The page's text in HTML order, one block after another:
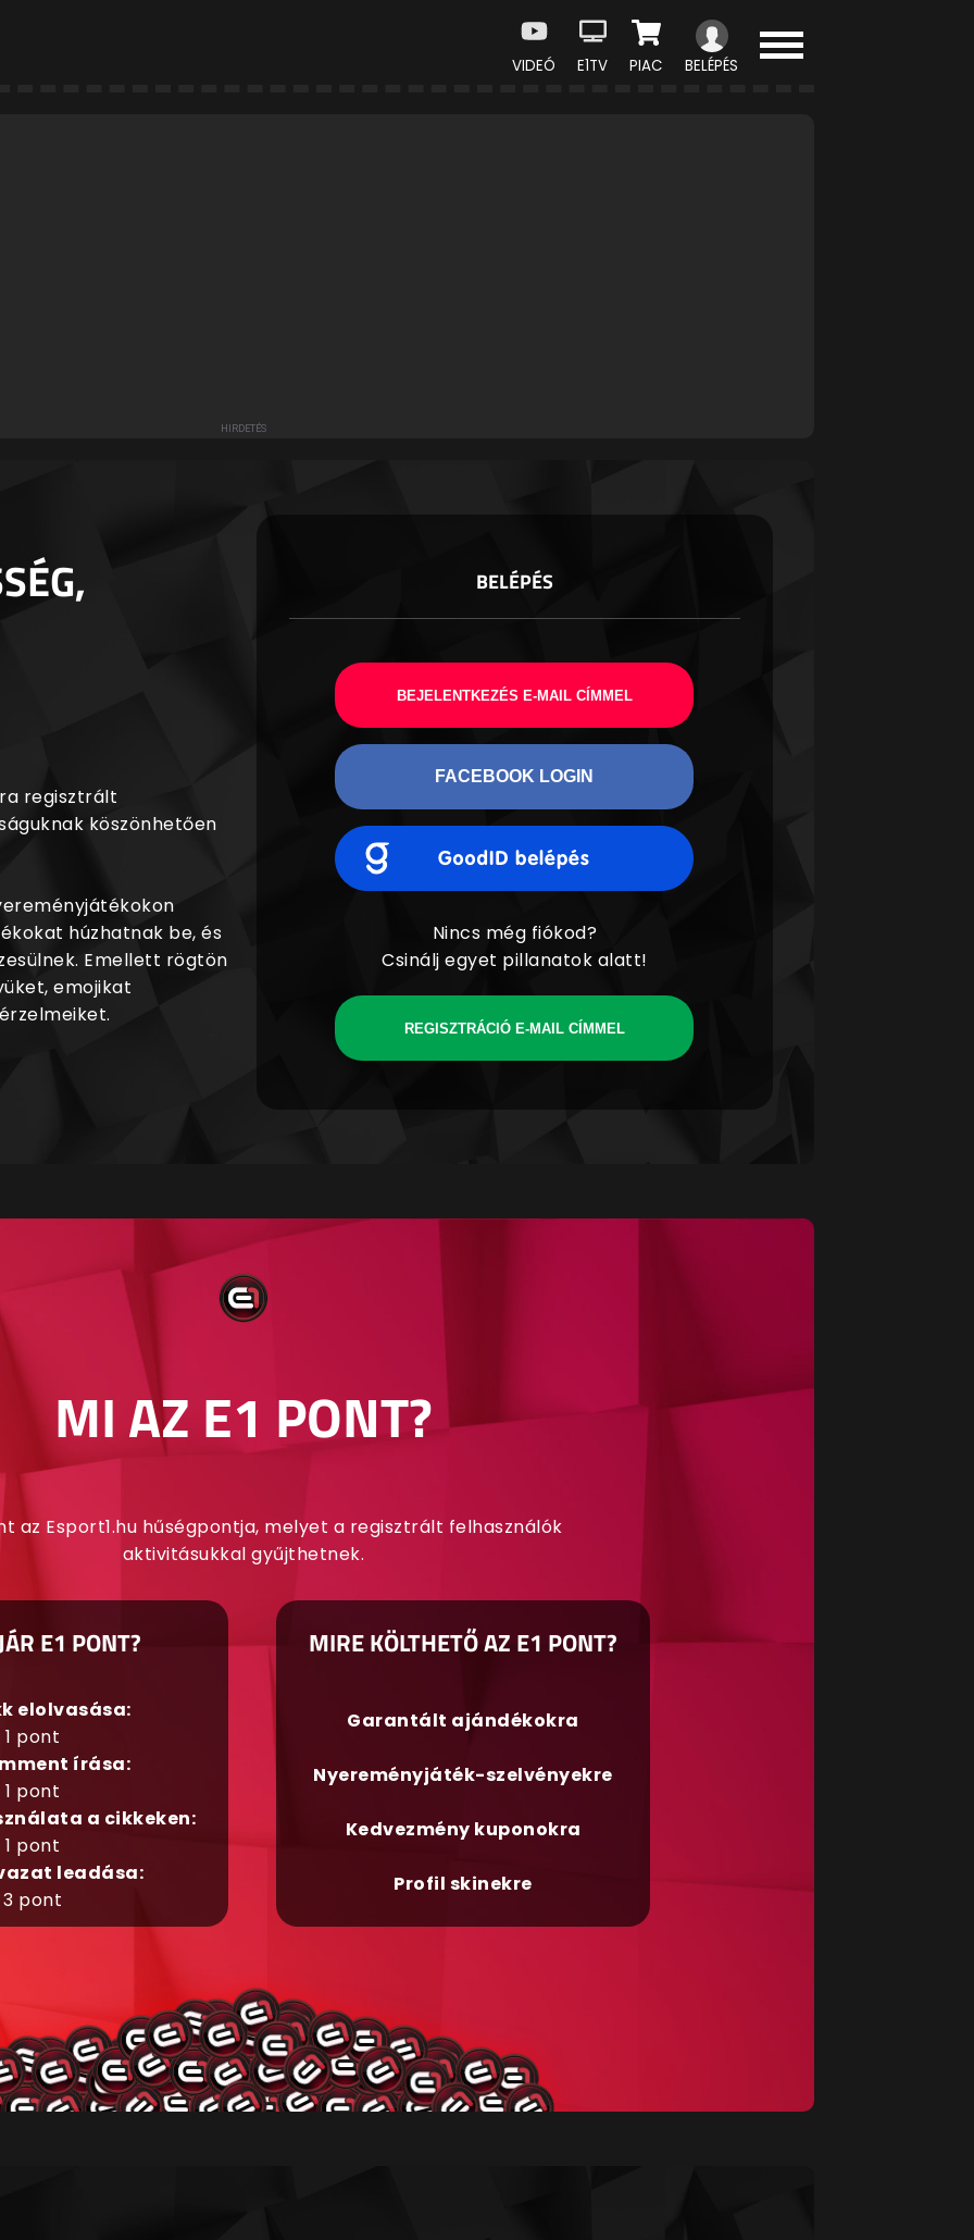
VIDEÓ E1TV PIAC BELÉPÉS
regisztrált
köszönhetően
húzhatnak be, és
Emellett rögtön
emojikat
BELÉPÉS
BEJELENTKEZÉS E-MAIL CÍMMEL
FACEBOOK LOGIN
Nincs még fiókod?
Csinálj egyet pillanatok alatt!
REGISZTRÁCIÓ E-MAIL CÍMMEL
MI AZ E1 PONT?
az Esport1.hu hűségpontja, melyet a regisztrált felhasználók
aktivitásukkal gyűjthetnek.
E1 PONT?
elolvasása:
1 pont
írása:
1 pont
a cikkeken:
1 pont
leadása:
3 pont
MIRE KÖLTHETŐ AZ E1 PONT?
Garantált ajándékokra
Nyereményjáték-szelvényekre
Kedvezmény kuponokra
Profil skinekre